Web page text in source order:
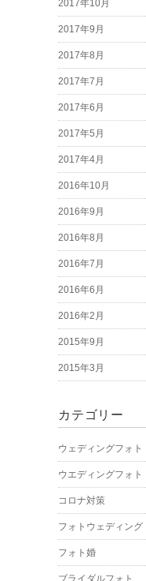
2017年10月
2017年9月
2017年8月
2017年7月
2017年6月
2017年5月
2017年4月
2016年10月
2016年9月
2016年8月
2016年7月
2016年6月
2016年2月
2015年9月
2015年3月
カテゴリー
ウェディングフォト
ウエディングフォト
コロナ対策
フォトウェディング
フォト婚
ブライダルフォト